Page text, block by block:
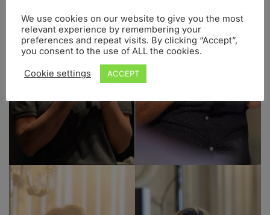
We use cookies on our website to give you the most
relevant experience by remembering your
preferences and repeat visits. By clicking “Accept”,
you consent to the use of ALL the cookies.
Cookie settings ACCEPT